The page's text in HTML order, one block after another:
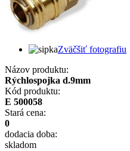
Zväčšiť fotografiu
Názov produktu:
Rýchlospojka d.9mm
Kód produktu:
E 500058
Stará cena:
0
dodacia doba:
skladom